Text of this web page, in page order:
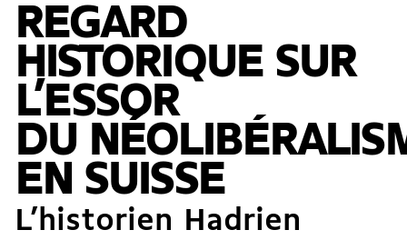
REGARD
HISTORIQUE SUR
L’ESSOR
DU
EN SUISSE
L’historien Hadrien